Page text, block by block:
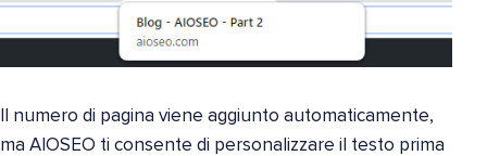
Il numero di pagina viene aggiunto automaticamente,
ma AIOSEO ti consente di personalizzare il testo prima